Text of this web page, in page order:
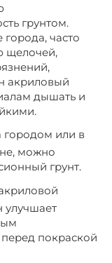
грунтом.
часто
щелочей,
акриловый
дышать и
городом или в
можно
грунт.
улучшает
покраской